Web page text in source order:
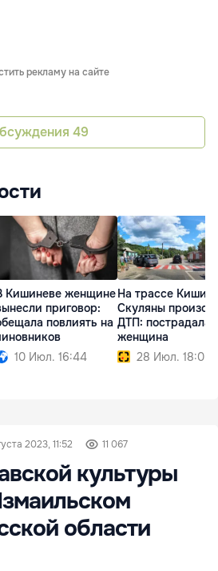
рекламу на сайте
49
Кишиневе женщине
приговор:
повлиять на
10 Июл. 16:44
На трассе
Скуляны
ДТП: пострадала
женщина
28 Июл. 18:05
2023, 11:52 11 067
культуры
области